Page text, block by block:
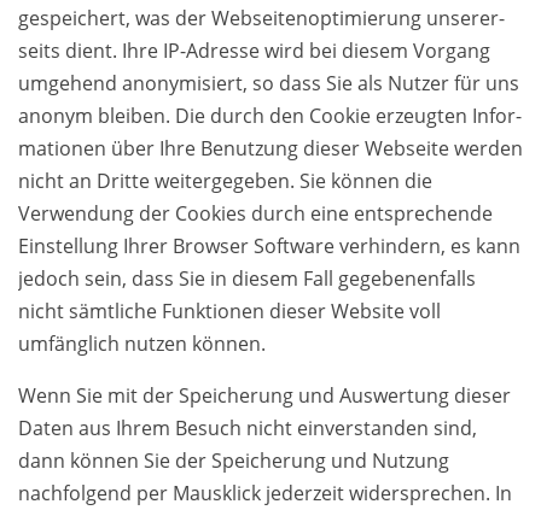
gespeichert, was der Webseiten­optimierung unserer­
seits dient. Ihre IP-Adresse wird bei diesem Vorgang
umge­hend anony­mi­siert, so dass Sie als Nutzer für uns
anonym bleiben. Die durch den Cookie erzeugten Infor­
mationen über Ihre Be­nutzung dieser Webseite werden
nicht an Dritte weiter­gegeben. Sie können die
Verwendung der Cookies durch eine entsprechende
Einstellung Ihrer Browser Software verhindern, es kann
jedoch sein, dass Sie in diesem Fall gegebenenfalls
nicht sämtliche Funktionen dieser Website voll
umfänglich nutzen können.
Wenn Sie mit der Spei­che­rung und Aus­wer­tung die­ser
Daten aus Ihrem Besuch nicht ein­ver­stan­den sind,
dann kön­nen Sie der Spei­che­rung und Nut­zung
nachfolgend per Maus­klick jederzeit wider­spre­chen. In